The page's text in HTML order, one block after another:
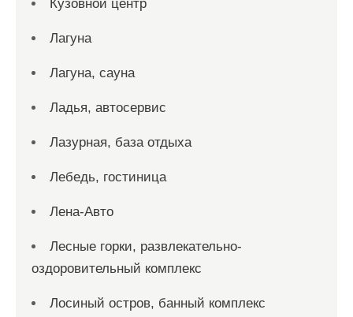
Кузовной центр
Лагуна
Лагуна, сауна
Ладья, автосервис
Лазурная, база отдыха
Лебедь, гостиница
Лена-Авто
Лесные горки, развлекательно-
оздоровительный комплекс
Лосиный остров, банный комплекс